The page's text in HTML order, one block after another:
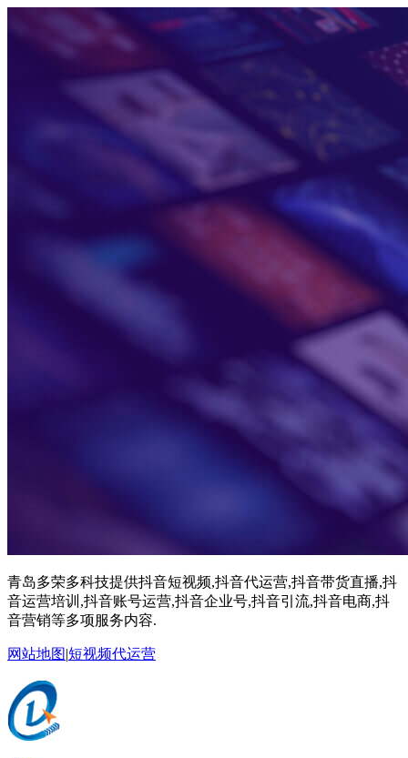
青岛多荣多科技提供抖音短视频,抖音代运营,抖音带货直播,抖
音运营培训,抖音账号运营,抖音企业号,抖音引流,抖音电商,抖
音营销等多项服务内容.
网站地图|短视频代运营